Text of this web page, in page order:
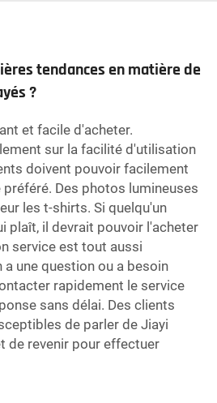
tendances en matière de
?
et facile d'acheter.
sur la facilité d'utilisation
doivent pouvoir facilement
Des photos lumineuses
les t-shirts. Si quelqu'un
plaît, il devrait pouvoir l'acheter
service est tout aussi
une question ou a besoin
rapidement le service
sans délai. Des clients
de parler de Jiayi
de revenir pour effectuer